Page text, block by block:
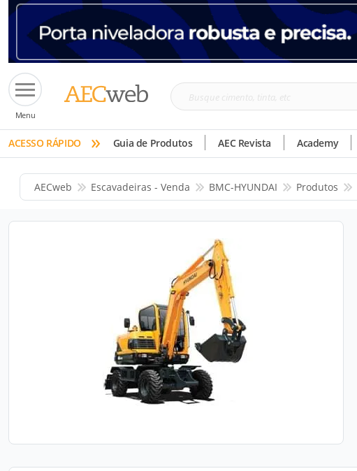
Menu
Busque
tinta,
etc
ACESSO RÁPIDO » Guia de Produtos AEC Revista Academy
AECweb Escavadeiras - Venda BMC-HYUNDAI Produtos